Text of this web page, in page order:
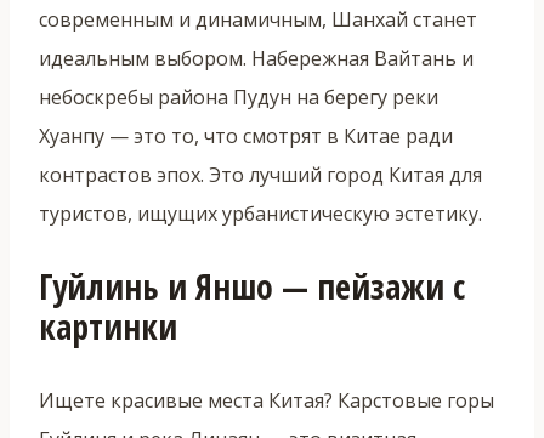
современным и динамичным, Шанхай станет
идеальным выбором. Набережная Вайтань и
небоскребы района Пудун на берегу реки
Хуанпу — это то, что смотрят в Китае ради
контрастов эпох. Это лучший город Китая для
туристов, ищущих урбанистическую эстетику.
Гуйлинь и Яншо — пейзажи с
картинки
Ищете красивые места Китая? Карстовые горы